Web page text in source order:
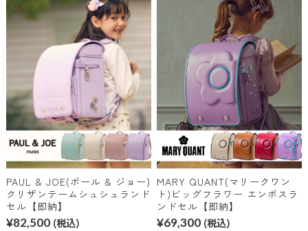
PAUL & JOE(ポール & ジョー)
クリザンテームシュシュランド
セル【即納】
¥82,500 (税込)
MARY QUANT(マリークワン
ト)ビッグフラワー エンボスラ
ンドセル【即納】
¥69,300 (税込)